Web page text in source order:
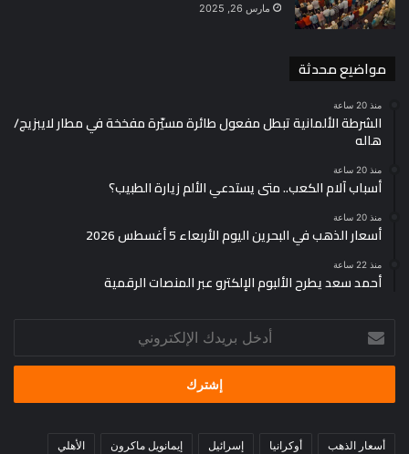
مارس 26, 2025
مواضيع محدثة
منذ 20 ساعة
الشرطة الألمانية تبطل مفعول طائرة مسيّرة مفخخة في مطار لايبزيج/
هاله
منذ 20 ساعة
أسباب آلام الكعب.. متى يستدعي الألم زيارة الطبيب؟
منذ 20 ساعة
أسعار الذهب في البحرين اليوم الأربعاء 5 أغسطس 2026
منذ 22 ساعة
أحمد سعد يطرح الألبوم الإلكترو عبر المنصات الرقمية
بريدك
الإلكتروني
أسعار الذهب أوكرانيا إسرائيل إيمانويل ماكرون الأهلي